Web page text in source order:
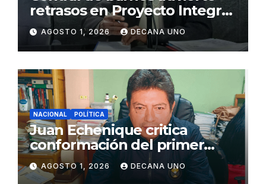
retrasos en Proyecto Integral
de Agua y Alcantarillado para
Juliaca
AGOSTO 1, 2026 DECANA UNO
NACIONAL POLÍTICA
Juan Echenique critica
conformación del primer
gabinete ministerial de Keiko
Fujimori
AGOSTO 1, 2026 DECANA UNO